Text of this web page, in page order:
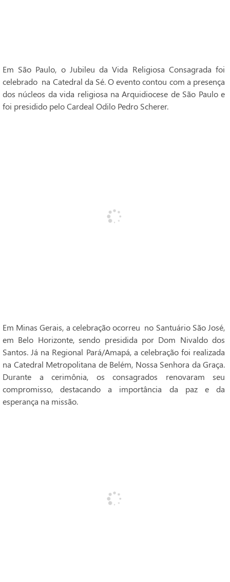
Em São Paulo, o Jubileu da Vida Religiosa Consagrada foi
celebrado na Catedral da Sé. O evento contou com a presença
dos núcleos da vida religiosa na Arquidiocese de São Paulo e
foi presidido pelo Cardeal Odilo Pedro Scherer.
Em Minas Gerais, a celebração ocorreu no Santuário São José,
em Belo Horizonte, sendo presidida por Dom Nivaldo dos
Santos. Já na Regional Pará/Amapá, a celebração foi realizada
na Catedral Metropolitana de Belém, Nossa Senhora da Graça.
Durante a cerimônia, os consagrados renovaram seu
compromisso, destacando a importância da paz e da
esperança na missão.